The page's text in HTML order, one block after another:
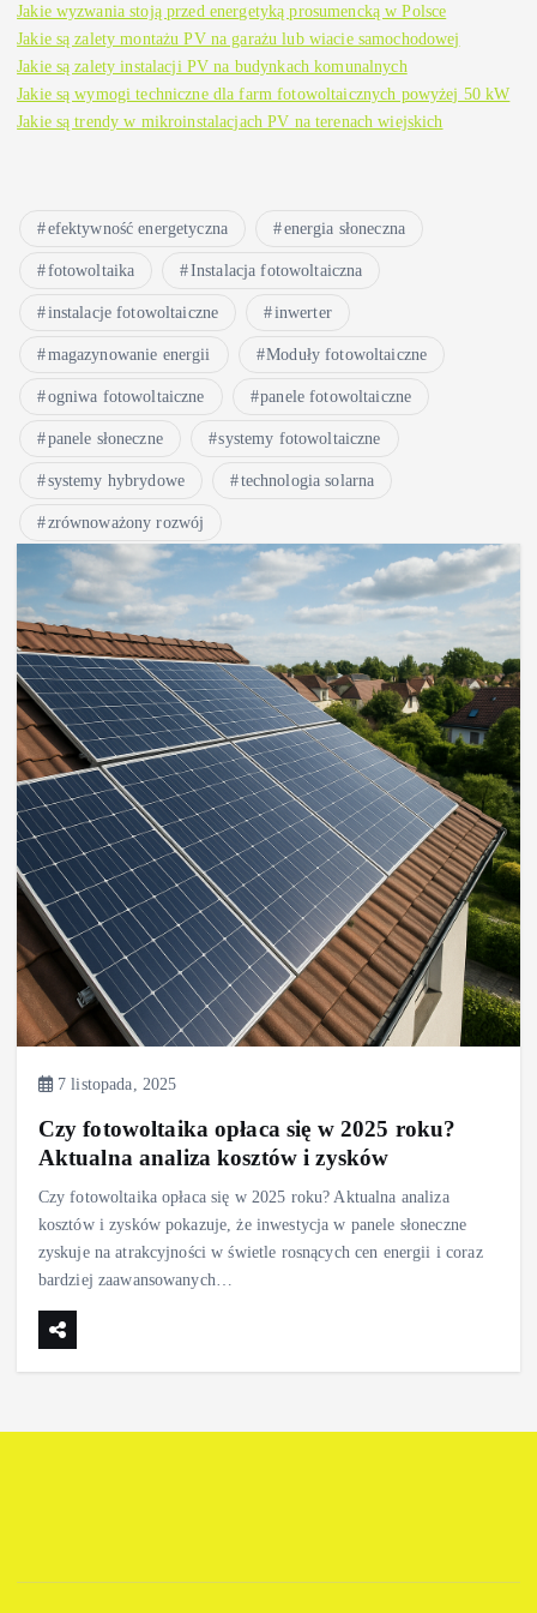
Jakie wyzwania stoją przed energetyką prosumencką w Polsce
Jakie są zalety montażu PV na garażu lub wiacie samochodowej
Jakie są zalety instalacji PV na budynkach komunalnych
Jakie są wymogi techniczne dla farm fotowoltaicznych powyżej 50 kW
Jakie są trendy w mikroinstalacjach PV na terenach wiejskich
efektywność energetyczna energia słoneczna
fotowoltaika Instalacja fotowoltaiczna
instalacje fotowoltaiczne inwerter
magazynowanie energii Moduły fotowoltaiczne
ogniwa fotowoltaiczne panele fotowoltaiczne
panele słoneczne systemy fotowoltaiczne
systemy hybrydowe technologia solarna
zrównoważony rozwój
7 listopada, 2025
Czy fotowoltaika opłaca się w 2025 roku?
Aktualna analiza kosztów i zysków
Czy fotowoltaika opłaca się w 2025 roku? Aktualna analiza
kosztów i zysków pokazuje, że inwestycja w panele słoneczne
zyskuje na atrakcyjności w świetle rosnących cen energii i coraz
bardziej zaawansowanych…